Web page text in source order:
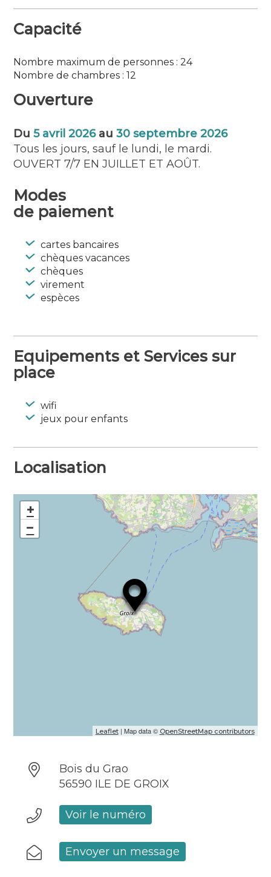
Prestation avec petits déjeuners inclus à
partir de 99€ ttc.
Type :
Hébergements insolites
Langues parlées : Anglais, Espagnol
Capacité
Nombre maximum de personnes : 24
Nombre de chambres : 12
Ouverture
Du5 avril 2026au30 septembre 2026
Tous les jours, sauf le lundi, le mardi.
OUVERT 7/7 EN JUILLET ET AOÛT.
Modes
de paiement
cartes bancaires
chèques vacances
chèques
virement
espèces
Equipements et Services sur
place
wifi
jeux pour enfants
Localisation
+
−
Leaflet| Map data © OpenStreetMap contributors
Bois du Grao
56590 ILE DE GROIX
Voir le numéro
Envoyer un message